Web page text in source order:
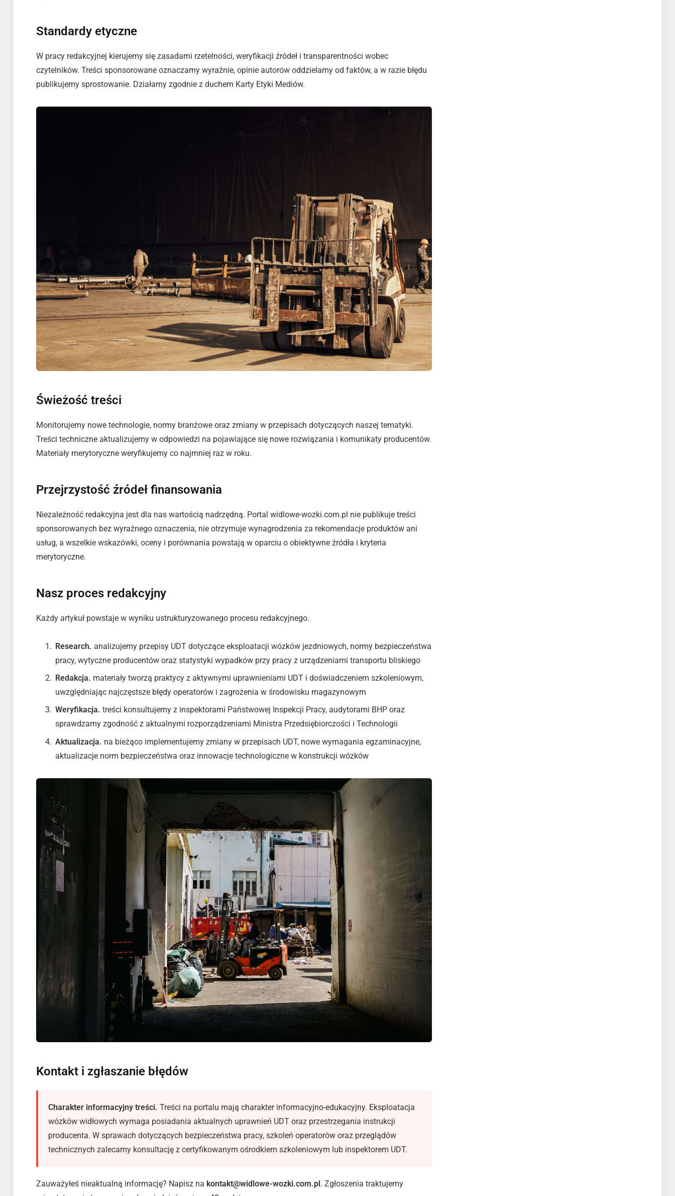
Standardy etyczne
W pracy redakcyjnej kierujemy się zasadami rzetelności, weryfikacji źródeł i transparentności wobec
czytelników. Treści sponsorowane oznaczamy wyraźnie, opinie autorów oddzielamy od faktów, a w razie błędu
publikujemy sprostowanie. Działamy zgodnie z duchem Karty Etyki Mediów.
Świeżość treści
Monitorujemy nowe technologie, normy branżowe oraz zmiany w przepisach dotyczących naszej tematyki.
Treści techniczne aktualizujemy w odpowiedzi na pojawiające się nowe rozwiązania i komunikaty producentów.
Materiały merytoryczne weryfikujemy co najmniej raz w roku.
Przejrzystość źródeł finansowania
Niezależność redakcyjna jest dla nas wartością nadrzędną. Portal widlowe-wozki.com.pl nie publikuje treści
sponsorowanych bez wyraźnego oznaczenia, nie otrzymuje wynagrodzenia za rekomendacje produktów ani
usług, a wszelkie wskazówki, oceny i porównania powstają w oparciu o obiektywne źródła i kryteria
merytoryczne.
Nasz proces redakcyjny
Każdy artykuł powstaje w wyniku ustrukturyzowanego procesu redakcyjnego.
Research. analizujemy przepisy UDT dotyczące eksploatacji wózków jezdniowych, normy bezpieczeństwa
pracy, wytyczne producentów oraz statystyki wypadków przy pracy z urządzeniami transportu bliskiego
Redakcja. materiały tworzą praktycy z aktywnymi uprawnieniami UDT i doświadczeniem szkoleniowym,
uwzględniając najczęstsze błędy operatorów i zagrożenia w środowisku magazynowym
Weryfikacja. treści konsultujemy z inspektorami Państwowej Inspekcji Pracy, audytorami BHP oraz
sprawdzamy zgodność z aktualnymi rozporządzeniami Ministra Przedsiębiorczości i Technologii
Aktualizacja. na bieżąco implementujemy zmiany w przepisach UDT, nowe wymagania egzaminacyjne,
aktualizacje norm bezpieczeństwa oraz innowacje technologiczne w konstrukcji wózków
Kontakt i zgłaszanie błędów
Charakter informacyjny treści. Treści na portalu mają charakter informacyjno-edukacyjny. Eksploatacja
wózków widłowych wymaga posiadania aktualnych uprawnień UDT oraz przestrzegania instrukcji
producenta. W sprawach dotyczących bezpieczeństwa pracy, szkoleń operatorów oraz przeglądów
technicznych zalecamy konsultację z certyfikowanym ośrodkiem szkoleniowym lub inspektorem UDT.
Zauważyłeś nieaktualną informację? Napisz na kontakt@widlowe-wozki.com.pl. Zgłoszenia traktujemy